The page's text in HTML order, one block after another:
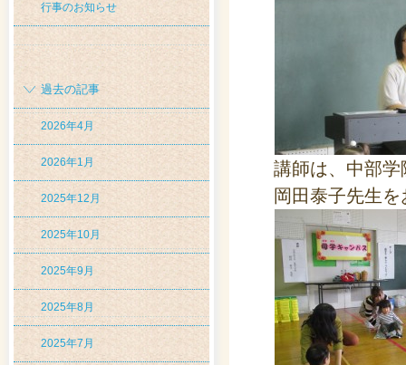
行事のお知らせ
過去の記事
2026年4月
2026年1月
2025年12月
2025年10月
2025年9月
2025年8月
2025年7月
講師は、中部
岡田泰子先生